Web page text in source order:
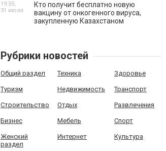
Кто получит бесплатно новую
вакцину от онкогенного вируса,
закупленную Казахстаном
19:55,
31 июля
Рубрики новостей
Общий раздел Техника Здоровье
Туризм Недвижимость Транспорт
Строительство Отдых Развлечения
Бизнес Мебель Спорт
Женский
раздел
Интернет Культура